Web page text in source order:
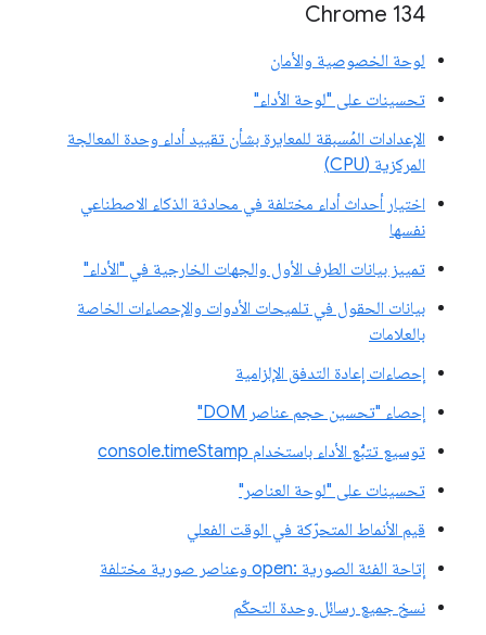
‫Chrome 134
لوحة الخصوصية والأمان
تحسينات على "لوحة الأداء"
الإعدادات المُسبقة للمعايرة بشأن تقييد أداء وحدة المعالجة
المركزية (CPU)
اختيار أحداث أداء مختلفة في محادثة الذكاء الاصطناعي
نفسها
تمييز بيانات الطرف الأول والجهات الخارجية في "الأداء"
بيانات الحقول في تلميحات الأدوات والإحصاءات الخاصة
بالعلامات
إحصاءات إعادة التدفق الإلزامية
إحصاء "تحسين حجم عناصر DOM"
توسيع تتبُّع الأداء باستخدام console.timeStamp
تحسينات على "لوحة العناصر"
قيم الأنماط المتحرّكة في الوقت الفعلي
إتاحة الفئة الصورية :open وعناصر صورية مختلفة
نسخ جميع رسائل وحدة التحكّم